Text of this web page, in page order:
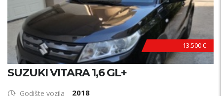
13.500 €
SUZUKI VITARA 1,6 GL+
Godište vozila 2018